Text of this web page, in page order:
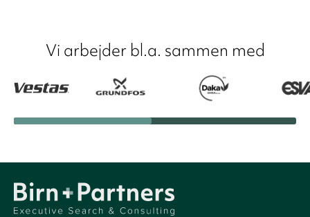
Vi arbejder bl.a. sammen med